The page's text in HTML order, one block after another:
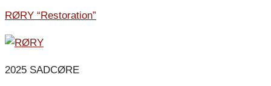
RØRY “Restoration”
2025 SADCØRE